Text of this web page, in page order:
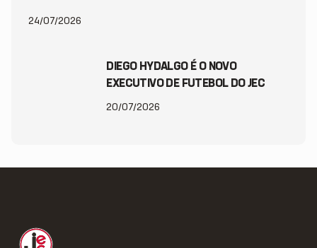
24/07/2026
DIEGO HYDALGO É O NOVO
EXECUTIVO DE FUTEBOL DO JEC
20/07/2026